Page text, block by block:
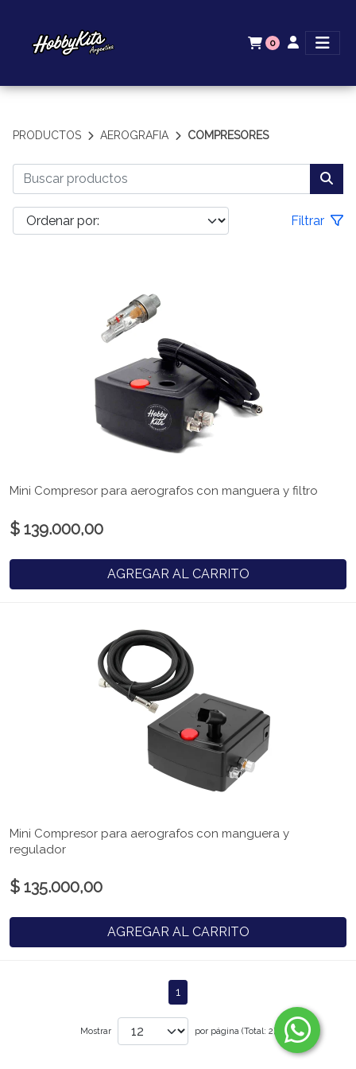
0
PRODUCTOS AEROGRAFIA COMPRESORES
Filtrar
Mini Compresor para aerografos con manguera y filtro
$ 139.000,00
AGREGAR AL CARRITO
Mini Compresor para aerografos con manguera y
regulador
$ 135.000,00
AGREGAR AL CARRITO
1
Mostrar por página (Total: 2)